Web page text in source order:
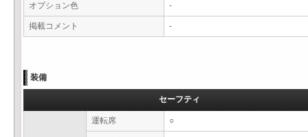
オプション色 -
掲載コメント -
装備
セーフティ
運転席 ○